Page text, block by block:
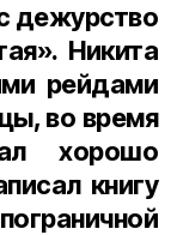
дежурство
Никита
рейдами
во время
хорошо
книгу